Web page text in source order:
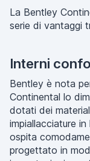
La Bentley
serie di vantaggi
Interni
Bentley è nota
Continental lo
dotati dei
impiallacciature
ospita
progettato in